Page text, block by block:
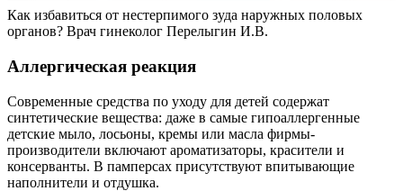
Как избавиться от нестерпимого зуда наружных половых
органов? Врач гинеколог Перелыгин И.В.
Аллергическая реакция
Современные средства по уходу для детей содержат
синтетические вещества: даже в самые гипоаллергенные
детские мыло, лосьоны, кремы или масла фирмы-
производители включают ароматизаторы, красители и
консерванты. В памперсах присутствуют впитывающие
наполнители и отдушка.